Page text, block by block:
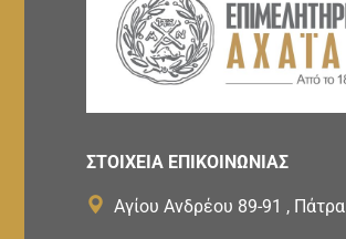
ΣΤΟΙΧΕΙΑ ΕΠΙΚΟΙΝΩΝΙΑΣ
Αγίου Ανδρέου 89-91 , Πάτρα